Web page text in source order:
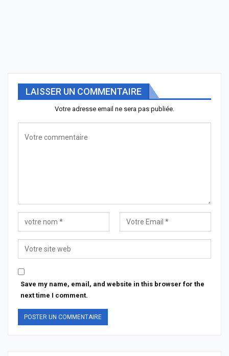
LAISSER UN COMMENTAIRE
Votre adresse email ne sera pas publiée.
Save my name, email, and website in this browser for the
next time I comment.